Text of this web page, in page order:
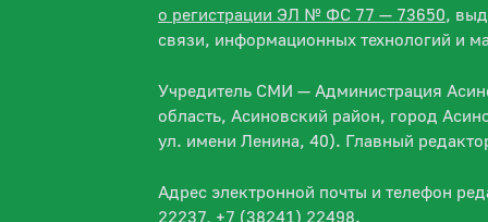
о регистрации ЭЛ № ФС 77 — 73650,
связи, информационных технологий и
Учредитель СМИ — Администрация
область, Асиновский район, город
ул. имени Ленина, 40). Главный
Адрес электронной почты и телефон
22237, +7 (38241) 22498.